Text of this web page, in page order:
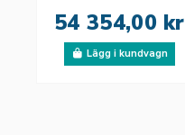
54 354,00 kr
Lägg i kundvagn